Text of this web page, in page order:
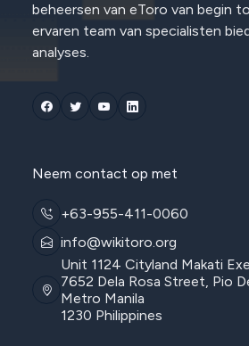
beheersen van eToro van begin
ervaren team van specialisten
analyses.
Neem contact op met
+63-955-411-0060
info@wikitoro.org
Unit 1124 Cityland Makati
7652 Dela Rosa Street, Pio
Metro Manila
1230 Philippines